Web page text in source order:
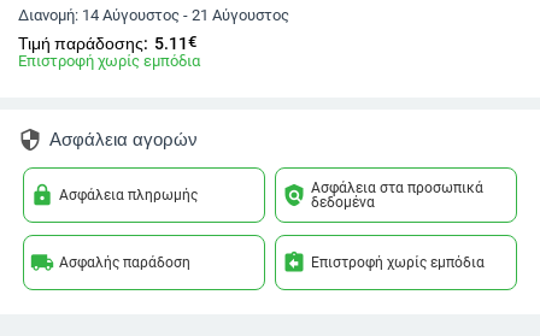
Διανομή: 14 Αύγουστος - 21 Αύγουστος
Τιμή παράδοσης: 5.11€
Επιστροφή χωρίς εμπόδια
security Ασφάλεια αγορών
lock Ασφάλεια πληρωμής policy Ασφάλεια στα προσωπικά
δεδομένα
local_shipping Ασφαλής παράδοση assignment_return Επιστροφή χωρίς εμπόδια